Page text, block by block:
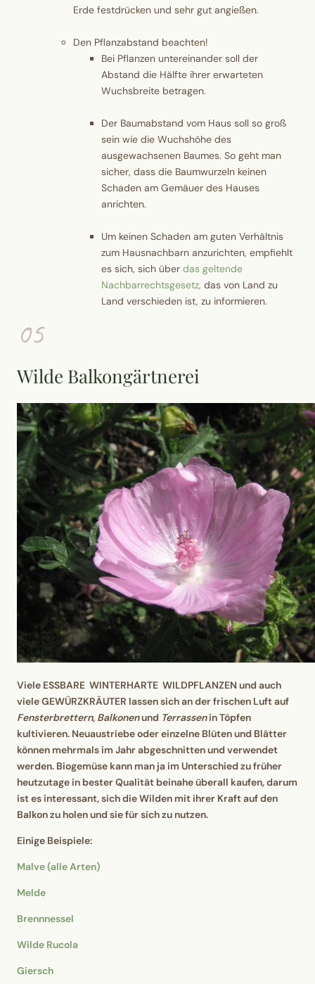
Erde festdrücken und sehr gut angießen.
Den Pflanzabstand beachten!
Bei Pflanzen untereinander soll der
Abstand die Hälfte ihrer erwarteten
Wuchsbreite betragen.
Der Baumabstand vom Haus soll so groß
sein wie die Wuchshöhe des
ausgewachsenen Baumes. So geht man
sicher, dass die Baumwurzeln keinen
Schaden am Gemäuer des Hauses
anrichten.
Um keinen Schaden am guten Verhältnis
zum Hausnachbarn anzurichten, empfiehlt
es sich, sich über das geltende
Nachbarrechtsgesetz, das von Land zu
Land verschieden ist, zu informieren.
05
Wilde Balkongärtnerei
Viele ESSBARE WINTERHARTE WILDPFLANZEN und auch
viele GEWÜRZKRÄUTER lassen sich an der frischen Luft auf
Fensterbrettern, Balkonenund Terrassenin Töpfen
kultivieren. Neuaustriebe oder einzelne Blüten und Blätter
können mehrmals im Jahr abgeschnitten und verwendet
werden. Biogemüse kann man ja im Unterschied zu früher
heutzutage in bester Qualität beinahe überall kaufen, darum
ist es interessant, sich die Wilden mit ihrer Kraft auf den
Balkon zu holen und sie für sich zu nutzen.
Einige Beispiele:
Malve (alle Arten)
Melde
Brennnessel
Wilde Rucola
Giersch